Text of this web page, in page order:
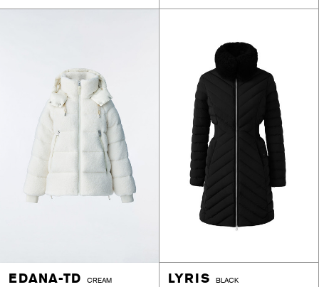
EDANA-TD CREAM LYRIS BLACK